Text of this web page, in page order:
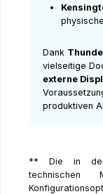
Dank
vielseitige
externe
produktiven
** Die in den
technischen